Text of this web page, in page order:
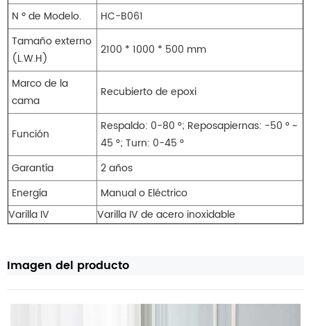
N º de Modelo.
HC-B061
Tamaño externo
(L.W.H)
2100 * 1000 * 500 mm
Marco de la
cama
Recubierto de epoxi
Función
Respaldo: 0-80 °; Reposapiernas: -50 ° ~
45 °; Turn: 0-45 °
Garantía
2 años
Energía
Manual o Eléctrico
Varilla IV
Varilla IV de acero inoxidable
Imagen del producto